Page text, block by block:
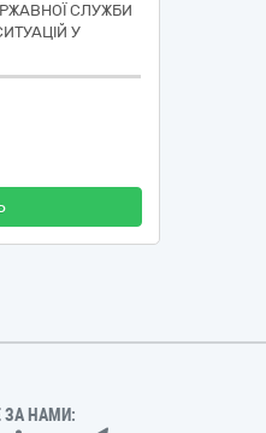
СЛУЖБИ
У
ЗА НАМИ: